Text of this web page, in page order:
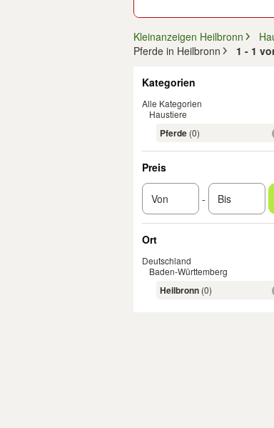
Kleinanzeigen Heilbronn
Pferde in Heilbronn
1 - 1
Kategorien
Alle Kategorien
Haustiere
Pferde (0)
Preis
-
Ort
Deutschland
Baden-Württemberg
Heilbronn (0)